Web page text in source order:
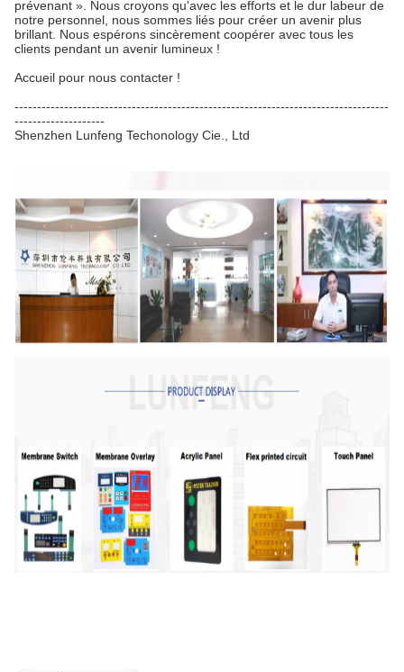
prévenant ». Nous croyons qu'avec les efforts et le dur labeur de
notre personnel, nous sommes liés pour créer un avenir plus
brillant. Nous espérons sincèrement coopérer avec tous les
clients pendant un avenir lumineux !
Accueil pour nous contacter !
-----------------------------------------------------------------------------------
--------------------
Shenzhen Lunfeng Techonology Cie., Ltd